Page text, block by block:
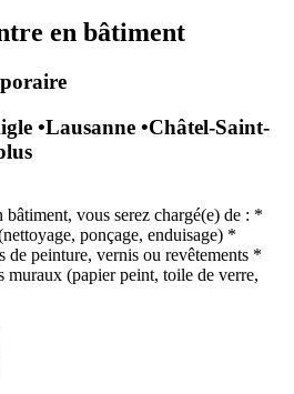
en bâtiment
•Lausanne •Châtel-Saint-
bâtiment, vous serez chargé(e) de : *
ponçage, enduisage) *
de peinture, vernis ou revêtements *
muraux (papier peint, toile de verre,